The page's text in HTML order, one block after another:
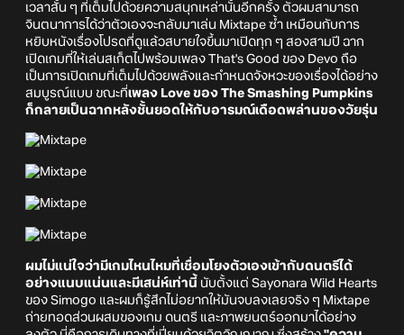
เวลาสั้น ๆ ที่เต็มไปด้วยความสนุกเหล่านั้นอีกครั้ง ตัวผมสามารถ
จินตนาการได้ว่าตัวเองจะกลับมาเล่น Mixtape ซ้ำ เหมือนกับการ
หยิบหนังเรื่องโปรดที่ดูแล้วสบายใจขึ้นมาเปิดทุก ๆ สองสามปี ฉาก
เปิดเกมที่ให้เล่นสเก็ตไปพร้อมเพลง That's Good ของ Devo ถือ
เป็นการเปิดเกมที่เต็มไปด้วยพลังและกำหนดจังหวะของเรื่องได้อย่าง
สมบูรณ์แบบ ขณะที่เพลง Love ของ The Smashing Pumpkins
ก็กลายเป็นฉากหลังชั้นยอดให้กับอารมณ์เดือดพล่านของวัยรุ่น
ผมไม่แน่ใจว่ามีเกมไหนไหมที่เชื่อมโยงตัวเองเข้ากับดนตรีได้
อย่างแนบแน่นและมีเสน่ห์เท่านี้ นับตั้งแต่ Sayonara Wild Hearts
ของ Simogo และผมก็รู้สึกไม่อยากให้มันจบลงเลยจริง ๆ Mixtape
ถ่ายทอดส่วนผสมของเกม ดนตรี และภาพยนตร์ออกมาได้อย่าง